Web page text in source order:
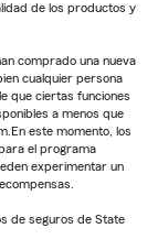
de los productos y
comprado una nueva
cualquier persona
que ciertas funciones
a menos que
este momento, los
el programa
experimentar un
de seguros de State